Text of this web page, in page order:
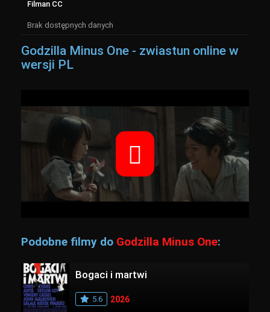
Filman CC
Brak dostępnych danych
Godzilla Minus One - zwiastun online w
wersji PL
Podobne filmy do Godzilla Minus One:
Bogaci i martwi
5.6 2026